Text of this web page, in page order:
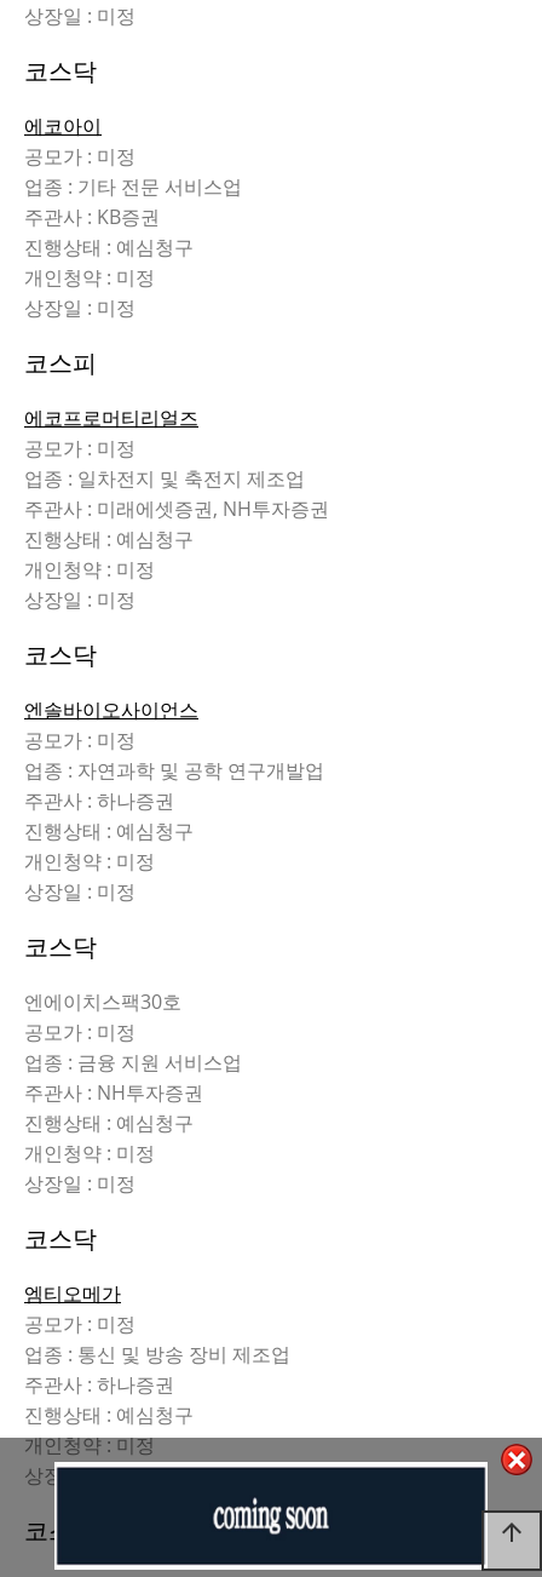
상장일 : 미정
코스닥
에코아이
공모가 : 미정
업종 : 기타 전문 서비스업
주관사 : KB증권
진행상태 : 예심청구
개인청약 : 미정
상장일 : 미정
코스피
에코프로머티리얼즈
공모가 : 미정
업종 : 일차전지 및 축전지 제조업
주관사 : 미래에셋증권, NH투자증권
진행상태 : 예심청구
개인청약 : 미정
상장일 : 미정
코스닥
엔솔바이오사이언스
공모가 : 미정
업종 : 자연과학 및 공학 연구개발업
주관사 : 하나증권
진행상태 : 예심청구
개인청약 : 미정
상장일 : 미정
코스닥
엔에이치스팩30호
공모가 : 미정
업종 : 금융 지원 서비스업
주관사 : NH투자증권
진행상태 : 예심청구
개인청약 : 미정
상장일 : 미정
코스닥
엠티오메가
공모가 : 미정
업종 : 통신 및 방송 장비 제조업
주관사 : 하나증권
진행상태 : 예심청구
개인청약 : 미정
상장일 : 미정
코스닥 arrow_upward